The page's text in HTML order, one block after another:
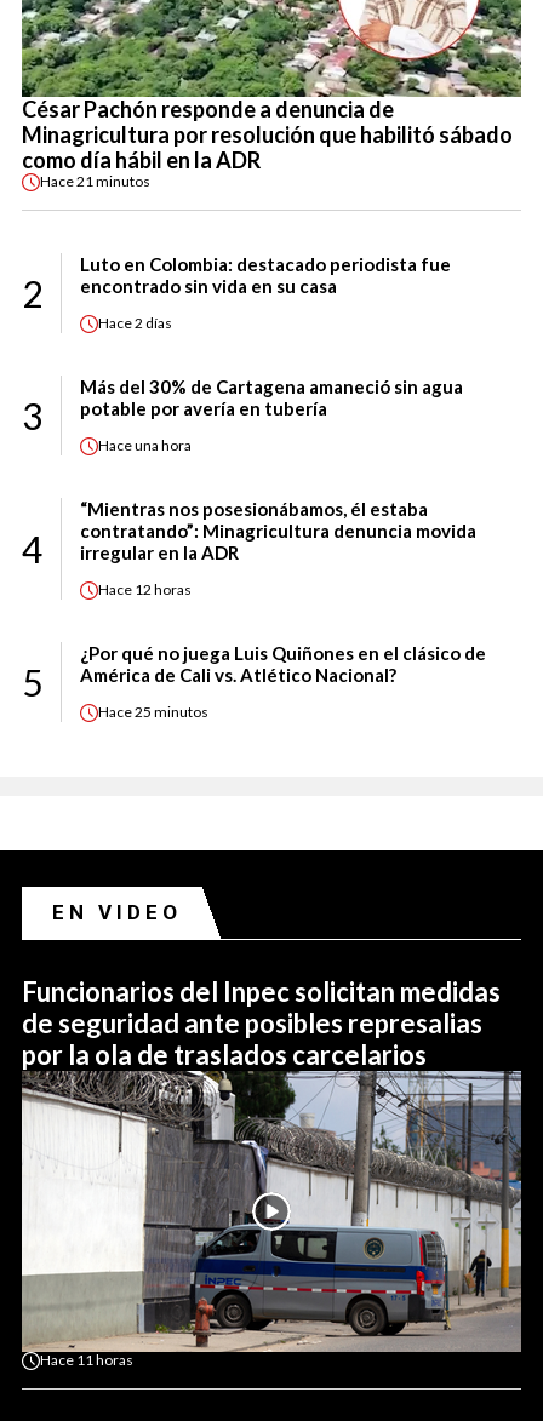
César Pachón responde a denuncia de
Minagricultura por resolución que habilitó sábado
como día hábil en la ADR
Hace21 minutos
2
Luto en Colombia: destacado periodista fue
encontrado sin vida en su casa
Hace2 días
3
Más del 30% de Cartagena amaneció sin agua
potable por avería en tubería
Haceuna hora
4
“Mientras nos posesionábamos, él estaba
contratando”: Minagricultura denuncia movida
irregular en la ADR
Hace 12 horas
5
¿Por qué no juega Luis Quiñones en el clásico de
América de Cali vs. Atlético Nacional?
Hace25 minutos
EN VIDEO
Funcionarios del Inpec solicitan medidas
de seguridad ante posibles represalias
por la ola de traslados carcelarios
Hace 11 horas